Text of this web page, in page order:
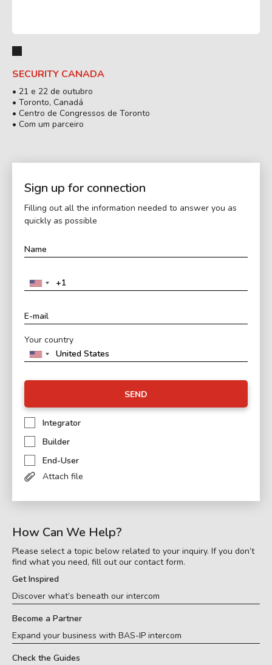
SECURITY CANADA
• 21 e 22 de outubro
• Toronto, Canadá
• Centro de Congressos de Toronto
• Com um parceiro
Sign up for connection
Filling out all the information needed to answer you as
quickly as possible
Your country
SEND
Integrator
Builder
End-User
Attach file
How Can We Help?
Please select a topic below related to your inquiry. If you don’t
find what you need, fill out our contact form.
Get Inspired
Discover what’s beneath our intercom
Become a Partner
Expand your business with BAS-IP intercom
Check the Guides